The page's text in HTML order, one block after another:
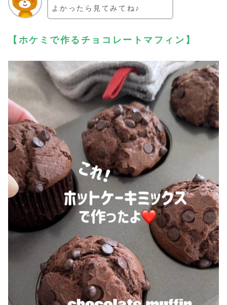
よかったら見てみてね♪
【ホケミで作るチョコレートマフィン】